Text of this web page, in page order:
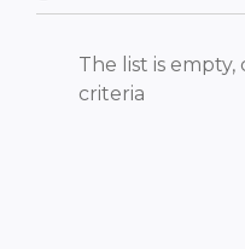
The list is
criteria